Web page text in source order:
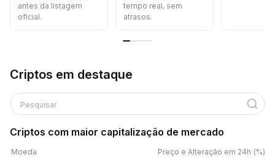
antes da listagem
oficial.
tempo real, sem
atrasos.
Criptos em destaque
Pesquisar
Criptos com maior capitalização de mercado
Moeda Preço e Alteração em 24h (%)